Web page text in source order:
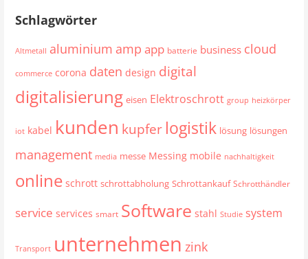
Schlagwörter
Altmetall aluminium amp app batterie business cloud
commerce corona daten design digital
digitalisierung eisen Elektroschrott group heizkörper
iot kabel kunden kupfer logistik lösung lösungen
management media messe Messing mobile nachhaltigkeit
online schrott schrottabholung Schrottankauf Schrotthändler
service services smart Software stahl Studie system
Transport unternehmen zink